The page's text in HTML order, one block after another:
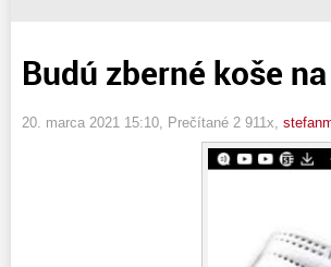
Budú zberné koše
20. marca 2021 15:10 , Prečítané 2 911x,